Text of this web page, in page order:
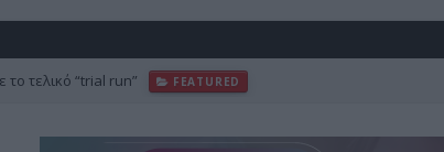
τελικό “trial run” FEATURED